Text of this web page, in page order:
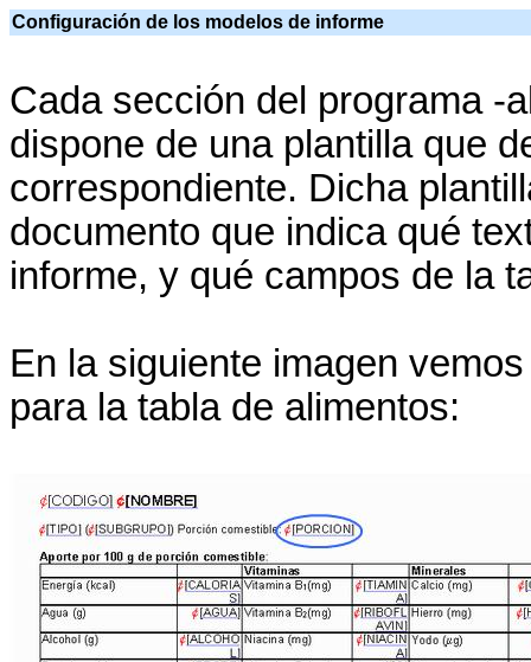
Configuración de los modelos de informe
Cada sección del programa -
dispone de una plantilla que
correspondiente. Dicha
documento que indica qué
informe, y qué campos de la
En la siguiente imagen
para la tabla de alimentos: